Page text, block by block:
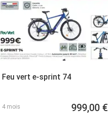
Feu vert e-sprint 74
4 mois 999,00 €